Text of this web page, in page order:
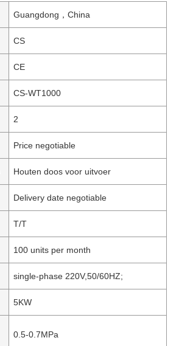
Guangdong，China
CS
CE
CS-WT1000
2
Price negotiable
Houten doos voor uitvoer
Delivery date negotiable
T/T
100 units per month
single-phase 220V,50/60HZ;
5KW
0.5-0.7MPa